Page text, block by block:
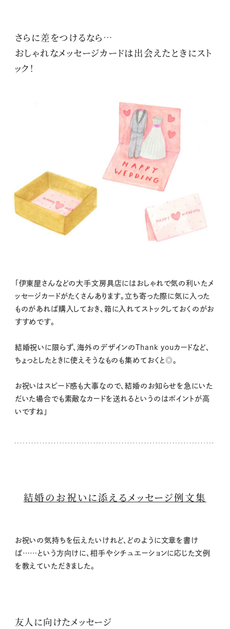
さらに差をつけるなら…
おしゃれなメッセージカードは出会えたときにスト
ック！
「伊東屋さんなどの大手文房具店にはおしゃれで気の利いたメ
ッセージカードがたくさんあります。立ち寄った際に気に入った
ものがあれば購入しておき、箱に入れてストックしておくのがお
すすめです。
結婚祝いに限らず、海外のデザインのThank youカードなど、
ちょっとしたときに使えそうなものも集めておくと◎。
お祝いはスピード感も大事なので、結婚のお知らせを急にいた
だいた場合でも素敵なカードを送れるというのはポイントが高
いですね」
結婚のお祝いに添えるメッセージ例文集
お祝いの気持ちを伝えたいけれど、どのように文章を書け
ば……という方向けに、相手やシチュエーションに応じた文例
を教えていただきました。
友人に向けたメッセージ